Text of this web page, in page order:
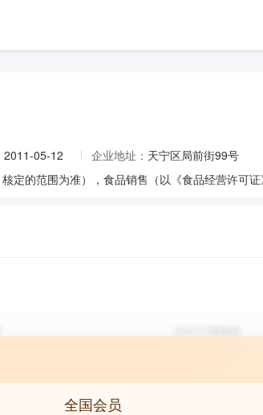
2011-05-12 企业地址： 天宁区局前街99号
全国会员